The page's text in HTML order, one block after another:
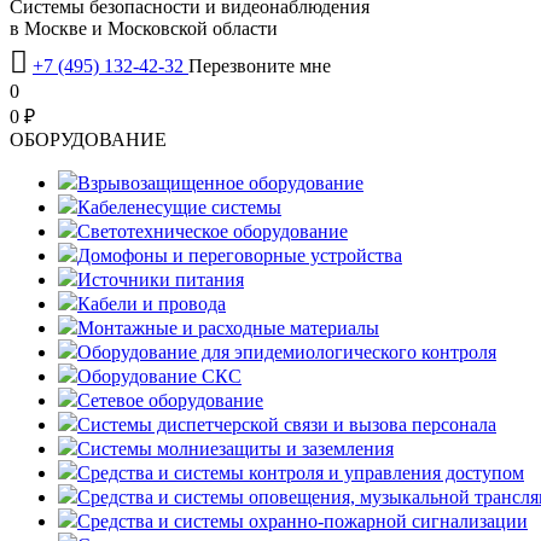
Системы безопасности и видеонаблюдения
в Москве и Московской области
 +7 (495) 132-42-32 Перезвоните мне
0
0 ₽
OБОРУДОВАНИЕ
Взрывозащищенное оборудование
Кабеленесущие системы
Светотехническое оборудование
Домофоны и переговорные устройства
Источники питания
Кабели и провода
Монтажные и расходные материалы
Оборудование для эпидемиологического контроля
Оборудование СКС
Сетевое оборудование
Системы диспетчерской связи и вызова персонала
Системы молниезащиты и заземления
Средства и системы контроля и управления доступом
Средства и системы оповещения, музыкальной
Средства и системы охранно-пожарной сигнализации